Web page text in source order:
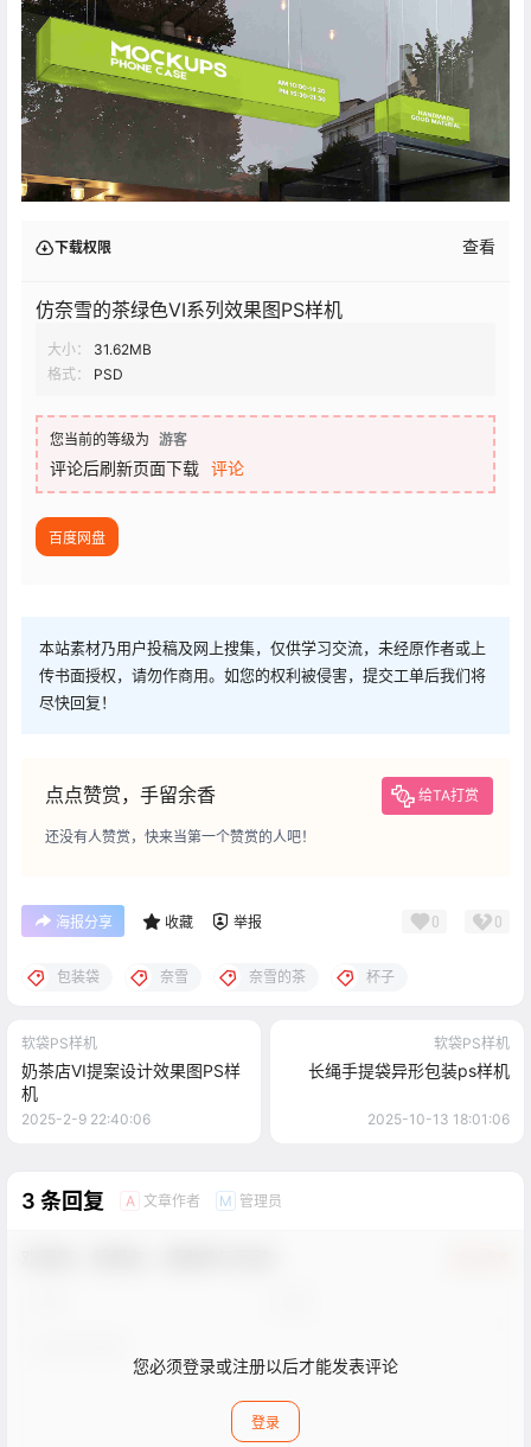
下载权限 查看
仿奈雪的茶绿色VI系列效果图PS样机
大小：
31.62MB
格式：
PSD
您当前的等级为 游客
评论后刷新页面下载 评论
百度网盘
本站素材乃用户投稿及网上搜集，仅供学习交流，未经原作者或上
传书面授权，请勿作商用。如您的权利被侵害，提交工单后我们将
尽快回复！
点点赞赏，手留余香 给TA打赏
还没有人赞赏，快来当第一个赞赏的人吧！
海报分享 收藏 举报 0 0
包装袋 奈雪 奈雪的茶 杯子
软袋PS样机
奶茶店VI提案设计效果图PS样
机
2025-2-9 22:40:06
软袋PS样机
长绳手提袋异形包装ps样机
2025-10-13 18:01:06
3 条回复 A 文章作者 M 管理员
您必须登录或注册以后才能发表评论
登录